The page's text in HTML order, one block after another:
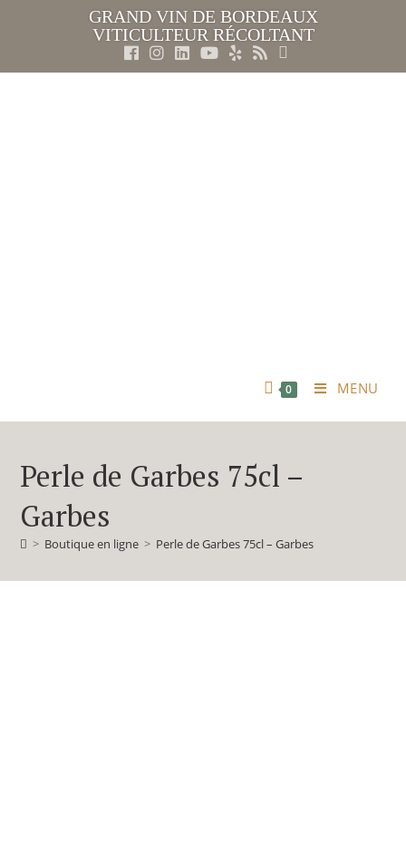
GRAND VIN DE BORDEAUX
VITICULTEUR RÉCOLTANT
0 MENU
Perle de Garbes 75cl –
Garbes
> Boutique en ligne > Perle de Garbes 75cl – Garbes